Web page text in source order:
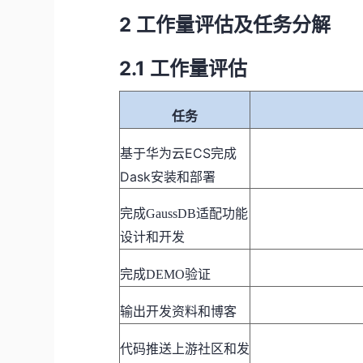
2 工作量评估及任务分解
2.1 工作量评估
任务
基于华为云ECS完成
Dask安装和部署
完成GaussDB适配功能
设计和开发
完成DEMO验证
输出开发资料和博客
代码推送上游社区和发